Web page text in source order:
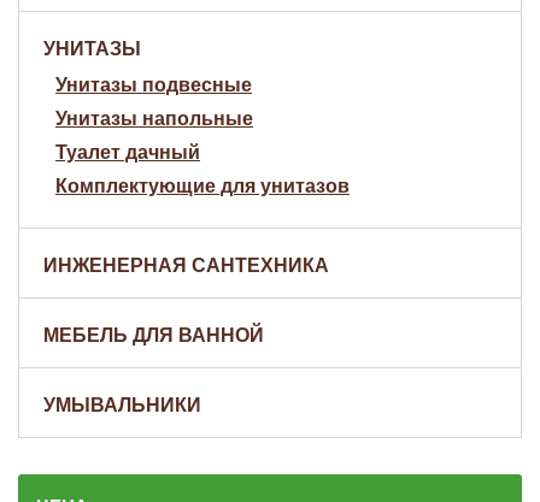
УНИТАЗЫ
Унитазы подвесные
Унитазы напольные
Туалет дачный
Комплектующие для унитазов
ИНЖЕНЕРНАЯ САНТЕХНИКА
МЕБЕЛЬ ДЛЯ ВАННОЙ
УМЫВАЛЬНИКИ